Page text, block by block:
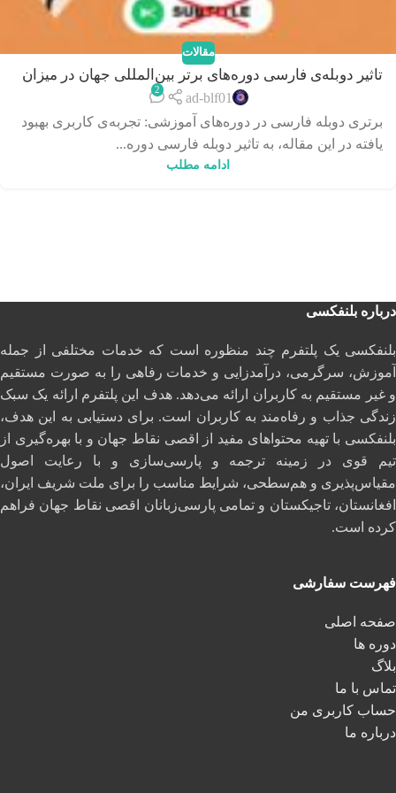
مقالات
تاثیر دوبله‌ی فارسی دوره‌های برتر بین‌المللی جهان در میزان
بهبود کیفیت آموزش و یادگیری
ad-blf01
2
برتری دوبله فارسی در دوره‌های آموزشی: تجربه‌ی کاربری بهبود
یافته در این مقاله، به تاثیر دوبله‌ فارسی دوره‌...
ادامه مطلب
درباره بلنفکسی
بلنفکسی یک پلتفرم چند منظوره است که خدمات مختلفی از جمله
آموزش، سرگرمی، درآمدزایی و خدمات رفاهی را به صورت مستقیم
و غیر مستقیم به کاربران ارائه می‌دهد. هدف این پلتفرم ارائه یک سبک
زندگی جذاب و رفاه‌مند به کاربران است. برای دستیابی به این هدف،
بلنفکسی با تهیه محتواهای مفید از اقصی نقاط جهان و با بهره‌گیری از
تیم قوی در زمینه ترجمه و پارسی‌سازی و با رعایت اصول
مقیاس‌پذیری و هم‌سطحی، شرایط مناسب را برای ملت شریف ایران،
افغانستان، تاجیکستان و تمامی پارسی‌زبانان اقصی نقاط جهان فراهم
کرده است.
فهرست سفارشی
صفحه اصلی
دوره ها
بلاگ
تماس با ما
حساب کاربری من
درباره ما